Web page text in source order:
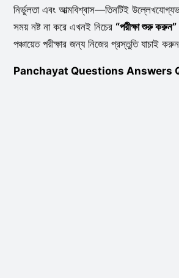
নির্ভুলতা এবং আত্মবিশ্বাস—তিনটিই
সময় নষ্ট না করে এখনই নিচের “পরীক্ষা শুরু করুন”
পঞ্চায়েত পরীক্ষার জন্য নিজের প্রস্তুতি যাচাই
Panchayat Questions Answers